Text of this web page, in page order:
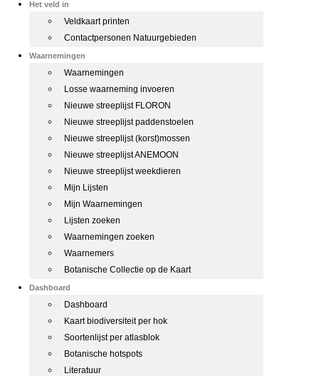
Het veld in
Veldkaart printen
Contactpersonen Natuurgebieden
Waarnemingen
Waarnemingen
Losse waarneming invoeren
Nieuwe streeplijst FLORON
Nieuwe streeplijst paddenstoelen
Nieuwe streeplijst (korst)mossen
Nieuwe streeplijst ANEMOON
Nieuwe streeplijst weekdieren
Mijn Lijsten
Mijn Waarnemingen
Lijsten zoeken
Waarnemingen zoeken
Waarnemers
Botanische Collectie op de Kaart
Dashboard
Dashboard
Kaart biodiversiteit per hok
Soortenlijst per atlasblok
Botanische hotspots
Literatuur